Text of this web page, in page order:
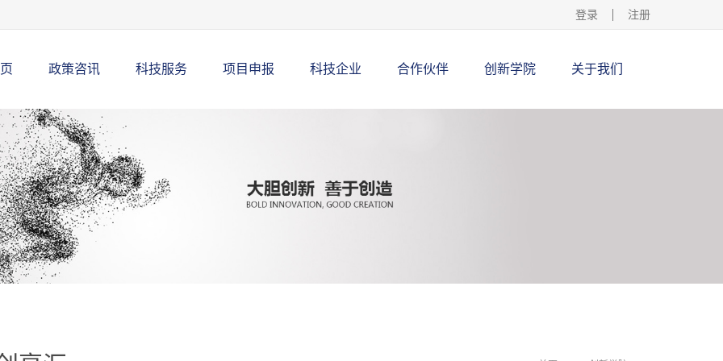
登录 注册
政策咨讯 科技服务 项目申报 科技企业 合作伙伴 创新学院 关于我们